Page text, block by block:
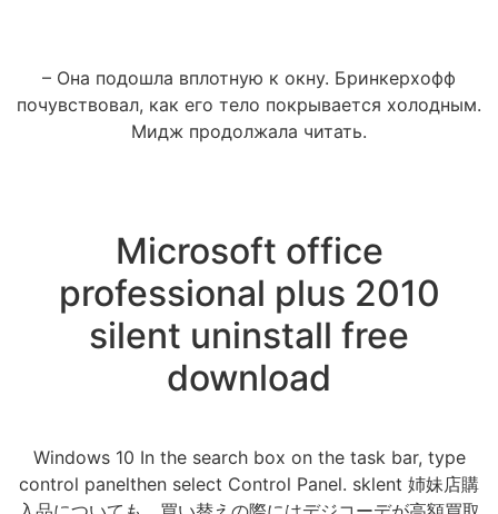
– Она подошла вплотную к окну. Бринкерхофф
почувствовал, как его тело покрывается холодным.
Мидж продолжала читать.
Microsoft office
professional plus 2010
silent uninstall free
download
Windows 10 In the search box on the task bar, type
control panelthen select Control Panel. sklent 姉妹店購